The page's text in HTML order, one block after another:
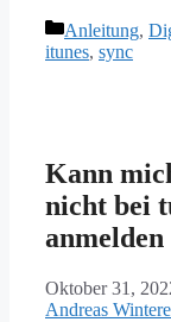
Kategorien
Anleitung,
itunes, sync
Kann
nicht bei
anmelden
Oktober 31,
Andreas